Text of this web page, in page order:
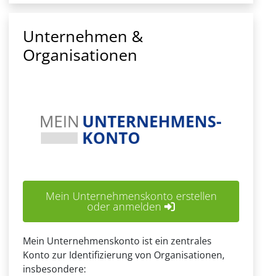
Unternehmen &
Organisationen
Mein Unternehmenskonto erstellen
oder anmelden
Mein Unternehmenskonto ist ein zentrales
Konto zur Identifizierung von Organisationen,
insbesondere: